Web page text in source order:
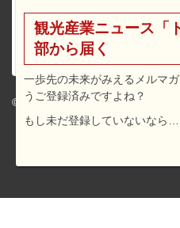
© 2026 travel voice.
観光産業ニュース「
部から届く
一歩先の未来がみえるメルマ
うご登録済みですよね？
もし未だ登録していないなら…